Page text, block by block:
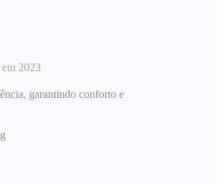
2023
garantindo conforto e